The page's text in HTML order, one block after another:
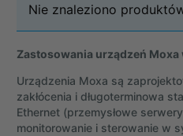
Nie znaleziono
Zastosowania urządzeń
Urządzenia Moxa są
zakłócenia i długoterminowa
Ethernet (przemysłowe
monitorowanie i sterowanie w